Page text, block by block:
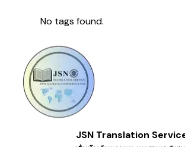
No tags found.
JSN Translation